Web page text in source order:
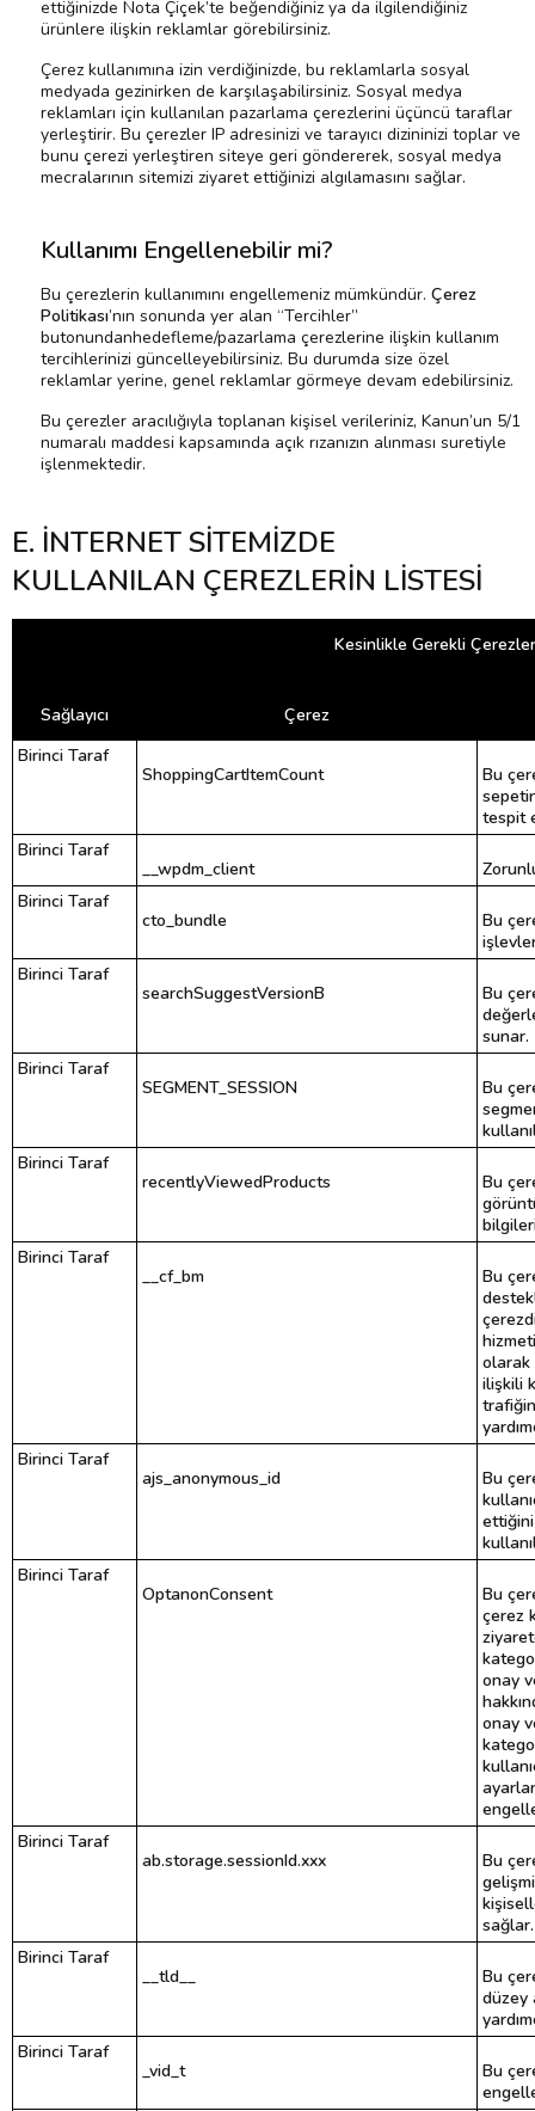
ettiğinizde Nota Çiçek’te beğendiğiniz ya da ilgilendiğiniz
ürünlere ilişkin reklamlar görebilirsiniz.
Çerez kullanımına izin verdiğinizde, bu reklamlarla sosyal
medyada gezinirken de karşılaşabilirsiniz. Sosyal medya
reklamları için kullanılan pazarlama çerezlerini üçüncü taraflar
yerleştirir. Bu çerezler IP adresinizi ve tarayıcı dizininizi toplar ve
bunu çerezi yerleştiren siteye geri göndererek, sosyal medya
mecralarının sitemizi ziyaret ettiğinizi algılamasını sağlar.
Kullanımı Engellenebilir mi?
Bu çerezlerin kullanımını engellemeniz mümkündür. Çerez
Politikası’nın sonunda yer alan “Tercihler”
butonundanhedefleme/pazarlama çerezlerine ilişkin kullanım
tercihlerinizi güncelleyebilirsiniz. Bu durumda size özel
reklamlar yerine, genel reklamlar görmeye devam edebilirsiniz.
Bu çerezler aracılığıyla toplanan kişisel verileriniz, Kanun’un 5/1
numaralı maddesi kapsamında açık rızanızın alınması suretiyle
işlenmektedir.
E. İNTERNET SİTEMİZDE
KULLANILAN ÇEREZLERİN LİSTESİ
Kesinlikle Gerekli
Sağlayıcı
Çerez
Birinci Taraf
ShoppingCartItemCount
Bu
tespit
Birinci Taraf
__wpdm_client
Birinci Taraf
cto_bundle
Bu
Birinci Taraf
searchSuggestVersionB
Bu
sunar.
Birinci Taraf
SEGMENT_SESSION
Bu
Birinci Taraf
recentlyViewedProducts
Bu
Birinci Taraf
__cf_bm
Bu
olarak
ilişkili
Birinci Taraf
ajs_anonymous_id
Bu
Birinci Taraf
OptanonConsent
Bu
çerez
onay
onay
Birinci Taraf
ab.storage.sessionId.xxx
Bu
sağlar.
Birinci Taraf
__tld__
Bu
düzey
Birinci Taraf
_vid_t
Bu